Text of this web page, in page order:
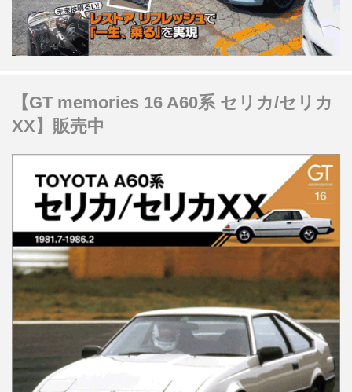
【GT memories 16 A60系 セリカ/セリカ
XX】販売中